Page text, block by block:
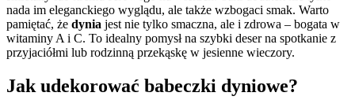
nada im eleganckiego wyglądu, ale także wzbogaci smak. Warto
pamiętać, że dynia jest nie tylko smaczna, ale i zdrowa – bogata w
witaminy A i C. To idealny pomysł na szybki deser na spotkanie z
przyjaciółmi lub rodzinną przekąskę w jesienne wieczory.
Jak udekorować babeczki dyniowe?